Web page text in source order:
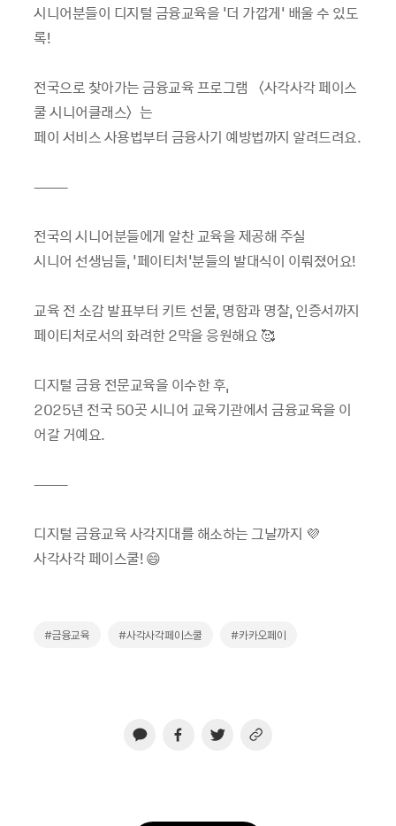
시니어분들이 디지털 금융교육을 '더 가깝게' 배울 수 있도
록!
전국으로 찾아가는 금융교육 프로그램 〈사각사각 페이스
쿨 시니어클래스〉는
페이 서비스 사용법부터 금융사기 예방법까지 알려드려요.
⸻
전국의 시니어분들에게 알찬 교육을 제공해 주실
시니어 선생님들, '페이티처'분들의 발대식이 이뤄졌어요!
교육 전 소감 발표부터 키트 선물, 명함과 명찰, 인증서까지
페이티처로서의 화려한 2막을 응원해요 🥰
디지털 금융 전문교육을 이수한 후,
2025년 전국 50곳 시니어 교육기관에서 금융교육을 이
어갈 거예요.
⸻
디지털 금융교육 사각지대를 해소하는 그날까지 💜
사각사각 페이스쿨! 😄
#금융교육 #사각사각페이스쿨 #카카오페이